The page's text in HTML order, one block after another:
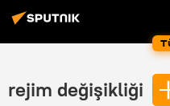
rejim değişikliği